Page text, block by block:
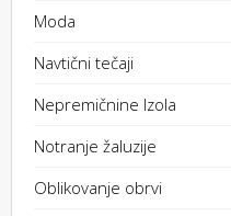
Moda
Navtični tečaji
Nepremičnine Izola
Notranje žaluzije
Oblikovanje obrvi